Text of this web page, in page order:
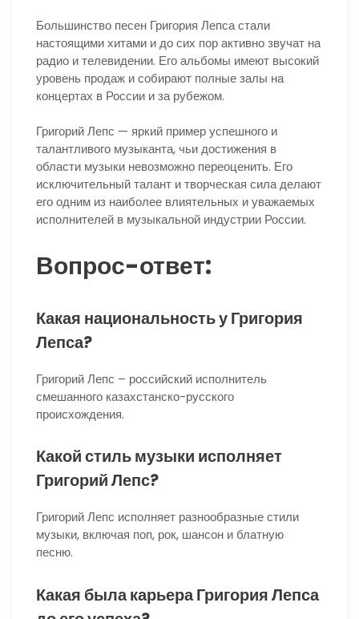
Большинство песен Григория Лепса стали
настоящими хитами и до сих пор активно звучат на
радио и телевидении. Его альбомы имеют высокий
уровень продаж и собирают полные залы на
концертах в России и за рубежом.
Григорий Лепс — яркий пример успешного и
талантливого музыканта, чьи достижения в
области музыки невозможно переоценить. Его
исключительный талант и творческая сила делают
его одним из наиболее влиятельных и уважаемых
исполнителей в музыкальной индустрии России.
Вопрос-ответ:
Какая национальность у Григория
Лепса?
Григорий Лепс – российский исполнитель
смешанного казахстанско-русского
происхождения.
Какой стиль музыки исполняет
Григорий Лепс?
Григорий Лепс исполняет разнообразные стили
музыки, включая поп, рок, шансон и блатную
песню.
Какая была карьера Григория Лепса